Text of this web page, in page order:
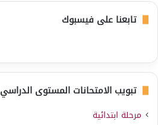
تابعنا على فيسبوك
تبويب الامتحانات المستوى الدراسي
مرحلة ابتدائية